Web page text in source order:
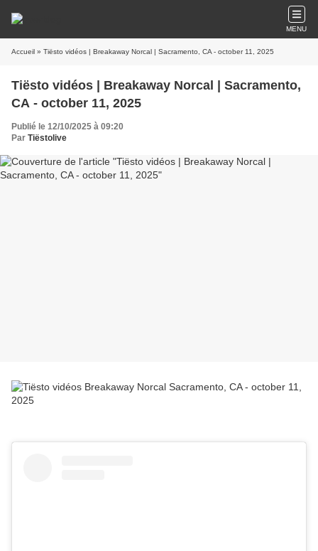
MENU
Accueil » Tiësto vidéos | Breakaway Norcal | Sacramento, CA - october 11, 2025
Tiësto vidéos | Breakaway Norcal | Sacramento,
CA - october 11, 2025
Publié le 12/10/2025 à 09:20
Par Tiëstolive